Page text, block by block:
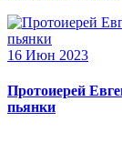
16 Июн 2023
Протоиерей
пьянки